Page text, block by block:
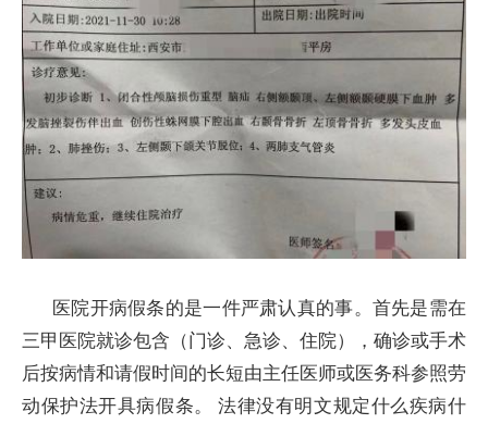
医院开病假条的是一件严肃认真的事。首先是需在
三甲医院就诊包含（门诊、急诊、住院），确诊或手术
后按病情和请假时间的长短由主任医师或医务科参照劳
动保护法开具病假条。 法律没有明文规定什么疾病什